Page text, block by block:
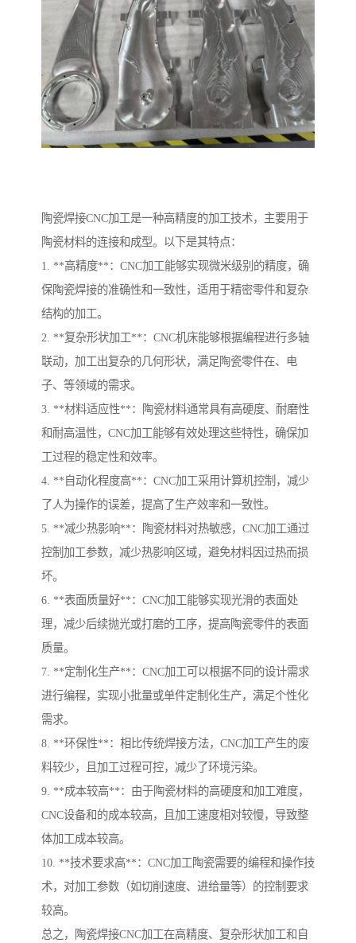
陶瓷焊接CNC加工是一种高精度的加工技术，主要用于
陶瓷材料的连接和成型。以下是其特点：
1. **高精度**：CNC加工能够实现微米级别的精度，确
保陶瓷焊接的准确性和一致性，适用于精密零件和复杂
结构的加工。
2. **复杂形状加工**：CNC机床能够根据编程进行多轴
联动，加工出复杂的几何形状，满足陶瓷零件在、电
子、等领域的需求。
3. **材料适应性**：陶瓷材料通常具有高硬度、耐磨性
和耐高温性，CNC加工能够有效处理这些特性，确保加
工过程的稳定性和效率。
4. **自动化程度高**：CNC加工采用计算机控制，减少
了人为操作的误差，提高了生产效率和一致性。
5. **减少热影响**：陶瓷材料对热敏感，CNC加工通过
控制加工参数，减少热影响区域，避免材料因过热而损
坏。
6. **表面质量好**：CNC加工能够实现光滑的表面处
理，减少后续抛光或打磨的工序，提高陶瓷零件的表面
质量。
7. **定制化生产**：CNC加工可以根据不同的设计需求
进行编程，实现小批量或单件定制化生产，满足个性化
需求。
8. **环保性**：相比传统焊接方法，CNC加工产生的废
料较少，且加工过程可控，减少了环境污染。
9. **成本较高**：由于陶瓷材料的高硬度和加工难度，
CNC设备和的成本较高，且加工速度相对较慢，导致整
体加工成本较高。
10. **技术要求高**：CNC加工陶瓷需要的编程和操作技
术，对加工参数（如切削速度、进给量等）的控制要求
较高。
总之，陶瓷焊接CNC加工在高精度、复杂形状加工和自